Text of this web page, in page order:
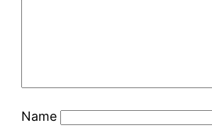
Name